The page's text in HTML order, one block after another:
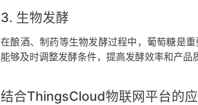
3. 生物发酵
在酿酒、制药等生物发酵过程中，葡萄糖是
能够及时调整发酵条件，提高发酵效率和产品
结合ThingsCloud物联网平台的